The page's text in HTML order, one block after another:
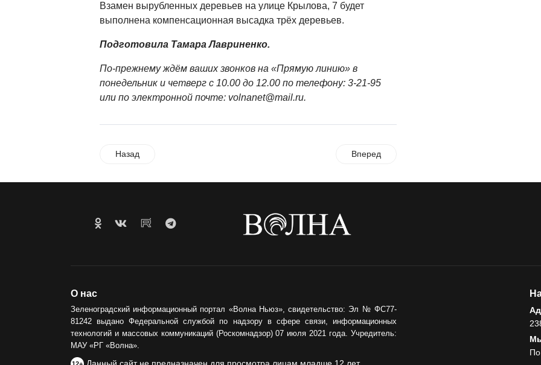
Взамен вырубленных деревьев на улице Крылова, 7 будет
выполнена компенсационная высадка трёх деревьев.
Подготовила Тамара Лавриненко.
По-прежнему ждём ваших звонков на «Прямую линию» в
понедельник и четверг с 10.00 до 12.00 по телефону: 3-21-95
или по электронной почте: volnanet@mail.ru.
Назад Вперед
О нас
Зеленоградский информационный портал «Волна Ньюз», свидетельство: Эл № ФС77-
81242 выдано Федеральной службой по надзору в сфере связи, информационных
технологий и массовых коммуникаций (Роскомнадзор) 07 июля 2021 года. Учредитель:
МАУ «РГ «Волна».